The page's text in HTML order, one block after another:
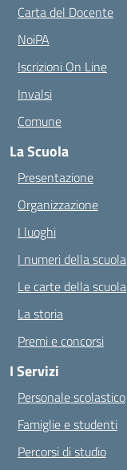
Carta del Docente
NoiPA
Iscrizioni On Line
Invalsi
Comune
La Scuola
Presentazione
Organizzazione
I luoghi
I numeri della scuola
Le carte della scuola
La storia
Premi e concorsi
I Servizi
Personale scolastico
Famiglie e studenti
Percorsi di studio